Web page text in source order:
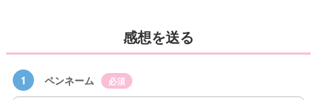
感想を送る
1 ペンネーム 必須